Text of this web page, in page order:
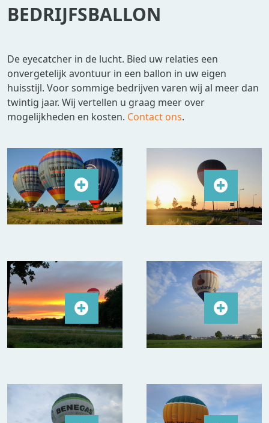
BEDRIJFSBALLON
De eyecatcher in de lucht. Bied uw relaties een
onvergetelijk avontuur in een ballon in uw eigen
huisstijl. Voor sommige bedrijven varen wij al meer dan
twintig jaar. Wij vertellen u graag meer over
mogelijkheden en kosten. Contact ons.